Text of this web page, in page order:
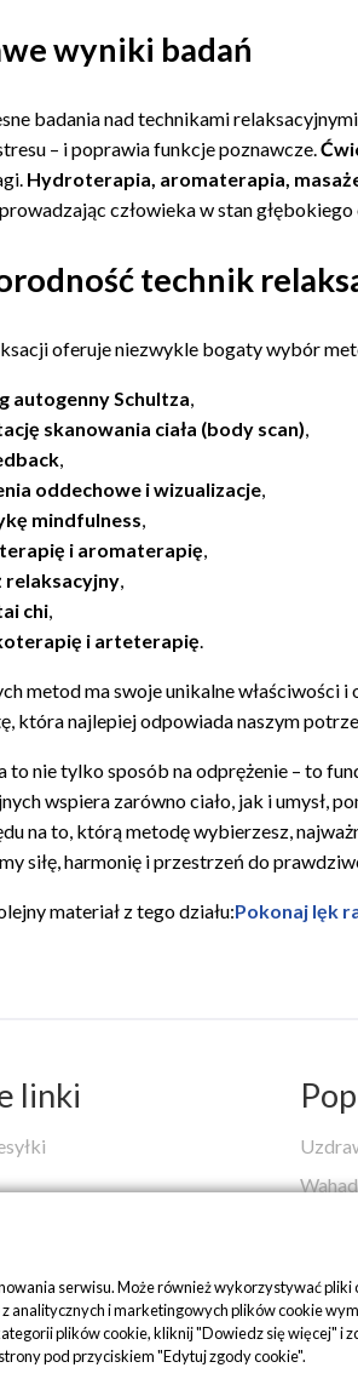
wyniki badań
badania nad technikami
– i poprawia funkcje poznawcze.
Hydroterapia, aromaterapia,
człowieka w stan
technik
oferuje niezwykle bogaty wybór
autogenny Schultza,
skanowania ciała (body scan),
,
oddechowe i wizualizacje,
mindfulness,
i aromaterapię,
relaksacyjny,
chi,
i arteterapię.
metod ma swoje unikalne właściwości
która najlepiej odpowiada naszym
to nie tylko sposób na odprężenie – to
wspiera zarówno ciało, jak i umysł,
na to, którą metodę wybierzesz,
siłę, harmonię i przestrzeń do
materiał z tego działu:Pokonaj lęk
linki
cookie
serwisu. Może również wykorzystywać
i marketingowych plików cookie
plików cookie, kliknij "Dowiedz się więcej"
pod przyciskiem "Edytuj zgody cookie".